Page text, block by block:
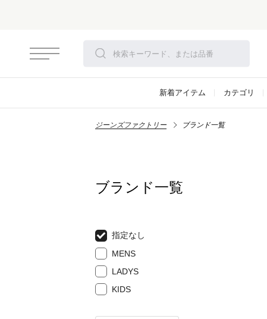
新着アイテム カテゴリ
ジーンズファクトリー ブランド一覧
ブランド一覧
指定なし
MENS
LADYS
KIDS